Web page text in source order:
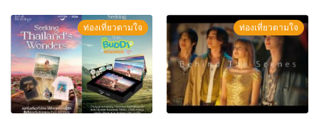
รู้สึกที่ไม่รู้ลืม
วัฒนธรรม สร้างการท่องเที่ยว
คุณค่าสูงอย่างมีความหมาย
ท่องเที่ยวตามใจ ท่องเที่ยวตามใจ